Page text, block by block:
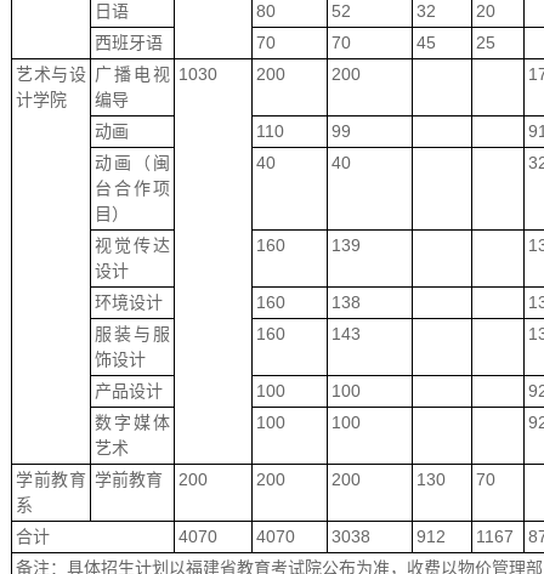
日语
80 52 32
20
西班牙语
70 70 45
25
艺术与设
计学院
广播电视
编导
1030 200 200
动画 110 99
动画（闽
台合作项
目）
40 40
视觉传达
设计
160 139
环境设计 160 138
服装与服
饰设计
160 143
产品设计 100 100
数字媒体
艺术
100 100
学前教育
系
学前教育 200 200 200 130 70
合计 4070 4070 3038 912 1167
备注：具体招生计划以福建省教育考试院公布为准，收费以物价管理